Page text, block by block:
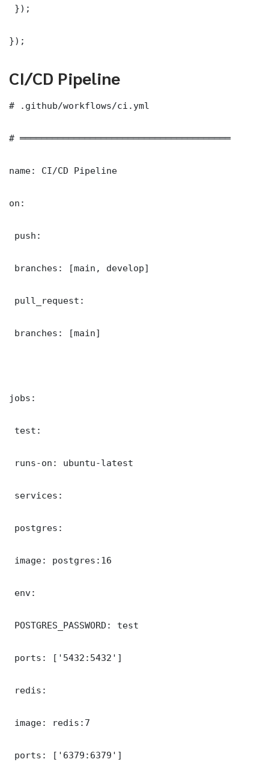
});
});
CI/CD Pipeline
# .github/workflows/ci.yml
# ═══════════════════════════════════════
name: CI/CD Pipeline
on:
push:
branches: [main, develop]
pull_request:
branches: [main]
jobs:
test:
runs-on: ubuntu-latest
services:
postgres:
image: postgres:16
env:
POSTGRES_PASSWORD: test
ports: ['5432:5432']
redis:
image: redis:7
ports: ['6379:6379']